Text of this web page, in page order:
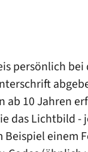
persönlich
ab 10 Jahren
das Lichtbild -
einem